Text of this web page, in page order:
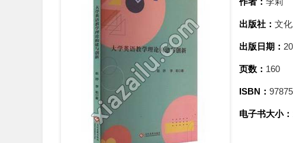
出版社： 文
出版日期：
页数： 160
ISBN：
电子书大小：